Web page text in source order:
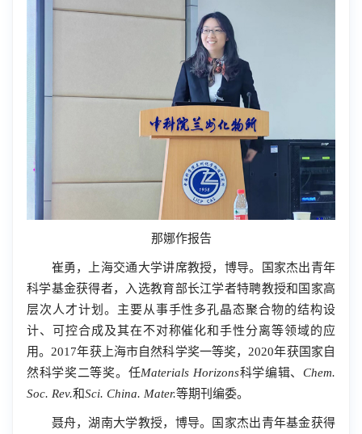
那娜作报告
崔勇，上海交通大学讲席教授，博导。国家杰出青年
科学基金获得者，入选教育部长江学者特聘教授和国家高
层次人才计划。主要从事手性多孔晶态聚合物的结构设
计、可控合成及其在不对称催化和手性分离等领域的应
用。 2017年获上海市自然科学奖一等奖， 2020年获国家自
然科学奖二等奖。任Materials Horizons科学编辑、 Chem.
Soc. Rev.和Sci. China. Mater.等期刊编委。
聂舟，湖南大学教授，博导。国家杰出青年基金获得